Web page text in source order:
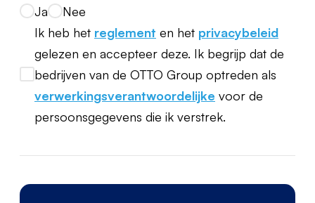
Ja
Nee
Ik heb het reglement en het privacybeleid
gelezen en accepteer deze. Ik begrijp dat de
bedrijven van de OTTO Group optreden als
verwerkingsverantwoordelijke voor de
persoonsgegevens die ik verstrek.